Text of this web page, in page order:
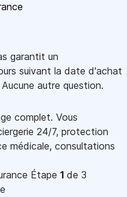
garantit un
suivant la date d'achat
autre question.
complet. Vous
24/7, protection
médicale, consultations
Étape 1 de 3